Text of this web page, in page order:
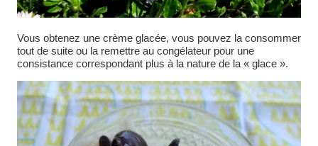
Vous obtenez une crème glacée, vous pouvez la consommer
tout de suite ou la remettre au congélateur pour une
consistance correspondant plus à la nature de la « glace ».